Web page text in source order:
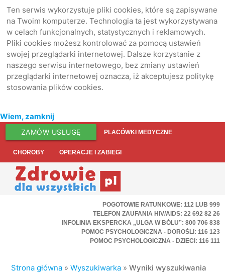
Ten serwis wykorzystuje pliki cookies, które są zapisywane
na Twoim komputerze. Technologia ta jest wykorzystywana
w celach funkcjonalnych, statystycznych i reklamowych.
Pliki cookies możesz kontrolować za pomocą ustawień
swojej przeglądarki internetowej. Dalsze korzystanie z
naszego serwisu internetowego, bez zmiany ustawień
przeglądarki internetowej oznacza, iż akceptujesz politykę
stosowania plików cookies.
Wiem, zamknij
ZAMÓW USŁUGĘ PLACÓWKI MEDYCZNE
CHOROBY OPERACJE I ZABIEGI
POGOTOWIE RATUNKOWE: 112 LUB 999
TELEFON ZAUFANIA HIV/AIDS: 22 692 82 26
INFOLINIA EKSPERCKA „ULGA W BÓLU”: 800 706 838
POMOC PSYCHOLOGICZNA - DOROŚLI: 116 123
POMOC PSYCHOLOGICZNA - DZIECI: 116 111
Strona główna »Wyszukiwarka »Wyniki wyszukiwania